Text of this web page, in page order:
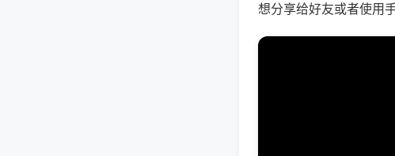
想分享给好友或者使用